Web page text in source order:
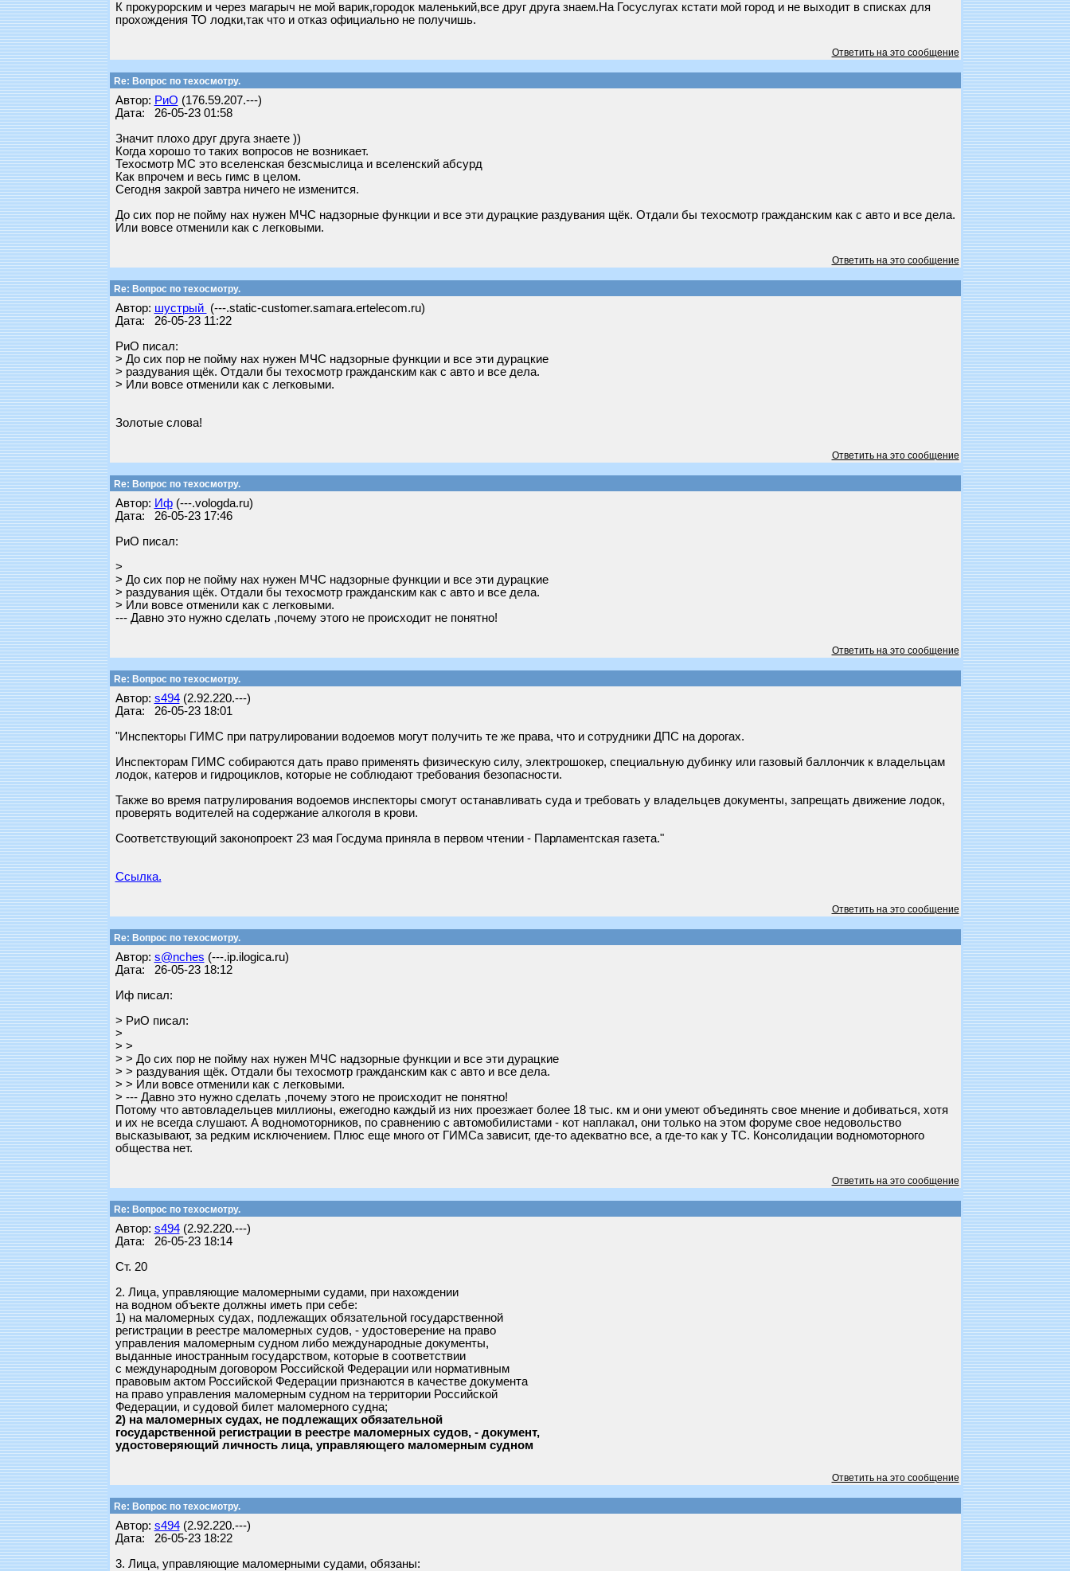
К прокурорским и через магарыч не мой варик,городок маленький,все друг друга знаем.На Госуслугах кстати мой город и не выходит в списках для
прохождения ТО лодки,так что и отказ официально не получишь.
Ответить на это сообщение
Re: Вопрос по техосмотру.
Автор: РиО (176.59.207.---)
Дата: 26-05-23 01:58
Значит плохо друг друга знаете ))
Когда хорошо то таких вопросов не возникает.
Техосмотр МС это вселенская безсмыслица и вселенский абсурд
Как впрочем и весь гимс в целом.
Сегодня закрой завтра ничего не изменится.
До сих пор не пойму нах нужен МЧС надзорные функции и все эти дурацкие раздувания щёк. Отдали бы техосмотр гражданским как с авто и все дела.
Или вовсе отменили как с легковыми.
Ответить на это сообщение
Re: Вопрос по техосмотру.
Автор: шустрый (---.static-customer.samara.ertelecom.ru)
Дата: 26-05-23 11:22
РиО писал:
> До сих пор не пойму нах нужен МЧС надзорные функции и все эти дурацкие
> раздувания щёк. Отдали бы техосмотр гражданским как с авто и все дела.
> Или вовсе отменили как с легковыми.
Золотые слова!
Ответить на это сообщение
Re: Вопрос по техосмотру.
Автор: Иф(---.vologda.ru)
Дата: 26-05-23 17:46
РиО писал:
>
> До сих пор не пойму нах нужен МЧС надзорные функции и все эти дурацкие
> раздувания щёк. Отдали бы техосмотр гражданским как с авто и все дела.
> Или вовсе отменили как с легковыми.
--- Давно это нужно сделать ,почему этого не происходит не понятно!
Ответить на это сообщение
Re: Вопрос по техосмотру.
Автор: s494(2.92.220.---)
Дата: 26-05-23 18:01
"Инспекторы ГИМС при патрулировании водоемов могут получить те же права, что и сотрудники ДПС на дорогах.
Инспекторам ГИМС собираются дать право применять физическую силу, электрошокер, специальную дубинку или газовый баллончик к владельцам
лодок, катеров и гидроциклов, которые не соблюдают требования безопасности.
Также во время патрулирования водоемов инспекторы смогут останавливать суда и требовать у владельцев документы, запрещать движение лодок,
проверять водителей на содержание алкоголя в крови.
Соответствующий законопроект 23 мая Госдума приняла в первом чтении - Парламентская газета."
Ссылка.
Ответить на это сообщение
Re: Вопрос по техосмотру.
Автор: s@nches (---.ip.ilogica.ru)
Дата: 26-05-23 18:12
Иф писал:
> РиО писал:
>
> >
> > До сих пор не пойму нах нужен МЧС надзорные функции и все эти дурацкие
> > раздувания щёк. Отдали бы техосмотр гражданским как с авто и все дела.
> > Или вовсе отменили как с легковыми.
> --- Давно это нужно сделать ,почему этого не происходит не понятно!
Потому что автовладельцев миллионы, ежегодно каждый из них проезжает более 18 тыс. км и они умеют объединять свое мнение и добиваться, хотя
и их не всегда слушают. А водномоторников, по сравнению с автомобилистами - кот наплакал, они только на этом форуме свое недовольство
высказывают, за редким исключением. Плюс еще много от ГИМСа зависит, где-то адекватно все, а где-то как у ТС. Консолидации водномоторного
общества нет.
Ответить на это сообщение
Re: Вопрос по техосмотру.
Автор: s494(2.92.220.---)
Дата: 26-05-23 18:14
Ст. 20
2. Лица, управляющие маломерными судами, при нахождении
на водном объекте должны иметь при себе:
1) на маломерных судах, подлежащих обязательной государственной
регистрации в реестре маломерных судов, - удостоверение на право
управления маломерным судном либо международные документы,
выданные иностранным государством, которые в соответствии
с международным договором Российской Федерации или нормативным
правовым актом Российской Федерации признаются в качестве документа
на право управления маломерным судном на территории Российской
Федерации, и судовой билет маломерного судна;
2) на маломерных судах, не подлежащих обязательной
государственной регистрации в реестре маломерных судов, - документ,
удостоверяющий личность лица, управляющего маломерным судном
Ответить на это сообщение
Re: Вопрос по техосмотру.
Автор: s494(2.92.220.---)
Дата: 26-05-23 18:22
3. Лица, управляющие маломерными судами, обязаны: